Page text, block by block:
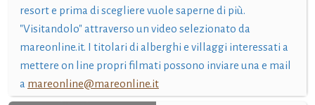
resort e prima di scegliere vuole saperne di più.
"Visitandolo" attraverso un video selezionato da
mareonline.it. I titolari di alberghi e villaggi interessati a
mettere on line propri filmati possono inviare una e mail
a mareonline@mareonline.it